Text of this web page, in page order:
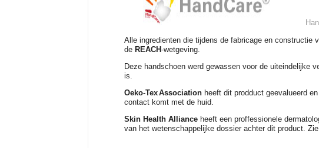
Alle ingredienten die tijdens de fabricage en constructie
de REACH-wetgeving.
Deze handschoen werd gewassen voor de uiteindelijke
is.
Oeko-TexAssociation heeft dit prodduct geevalueerd
contact komt met de huid.
Skin Health Alliance heeft een proffessionele
van het wetenschappelijke dossier achter dit product.